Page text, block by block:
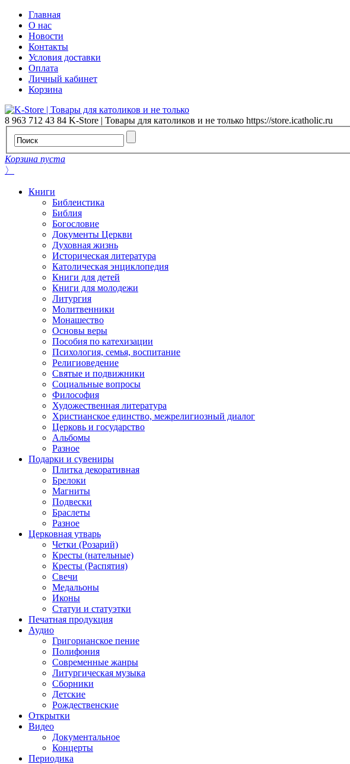
Главная
О нас
Новости
Контакты
Условия доставки
Оплата
Личный кабинет
Корзина
8 963 712 43 84 K-Store | Товары для католиков и не только https://store.icatholic.ru
Корзина пуста
〉
Книги
Библеистика
Библия
Богословие
Документы Церкви
Духовная жизнь
Историческая литература
Католическая энциклопедия
Книги для детей
Книги для молодежи
Литургия
Молитвенники
Монашество
Основы веры
Пособия по катехизации
Психология, семья, воспитание
Религиоведение
Святые и подвижники
Социальные вопросы
Философия
Художественная литература
Христианское единство, межрелигиозный диалог
Церковь и государство
Альбомы
Разное
Подарки и сувениры
Плитка декоративная
Брелоки
Магниты
Подвески
Браслеты
Разное
Церковная утварь
Четки (Розарий)
Кресты (нательные)
Кресты (Распятия)
Свечи
Медальоны
Иконы
Статуи и статуэтки
Печатная продукция
Аудио
Григорианское пение
Полифония
Современные жанры
Литургическая музыка
Сборники
Детские
Рождественские
Открытки
Видео
Документальное
Концерты
Периодика